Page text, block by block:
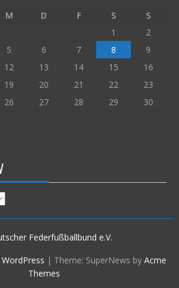
M D F S
S
1
2
5 6 7 8
9
12 13 14 15
16
19 20 21 22
23
26 27 28 29
30
Federfußballbund e.V.
| Theme: SuperNews byAcme
Themes